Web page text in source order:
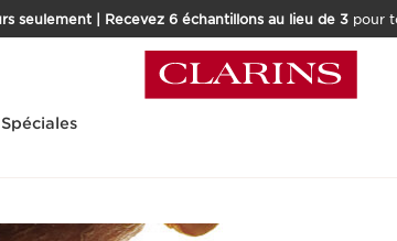
seulement | Recevez 6 échantillons au lieu de 3pour